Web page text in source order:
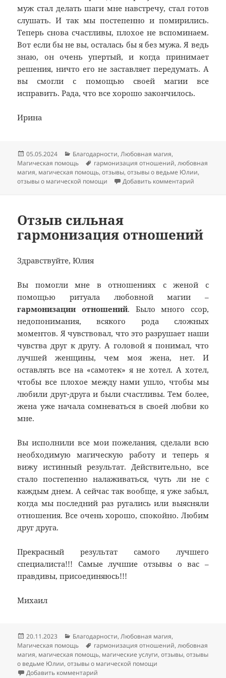
муж стал делать шаги мне навстречу, стал готов
слушать. И так мы постепенно и помирились.
Теперь снова счастливы, плохое не вспоминаем.
Вот если бы не вы, осталась бы я без мужа. Я ведь
знаю, он очень упертый, и когда принимает
решения, ничто его не заставляет передумать. А
вы смогли с помощью своей магии все
исправить. Рада, что все хорошо закончилось.
Ирина
Опубликовано
05.05.2024 Рубрики
Благодарности,Любовная магия,
Магическая помощь
Метки
гармонизация отношений,любовная
магия, магическая помощь,отзывы,отзывы о ведьме Юлии,
отзывы о магической помощи
Добавить комментарий
Отзыв сильная
гармонизация отношений
Здравствуйте, Юлия
Вы помогли мне в отношениях с женой с
помощью ритуала любовной магии –
гармонизации отношений. Было много ссор,
недопонимания, всякого рода сложных
моментов. Я чувствовал, что это разрушает наши
чувства друг к другу. А головой я понимал, что
лучшей женщины, чем моя жена, нет. И
оставлять все на «самотек» я не хотел. А хотел,
чтобы все плохое между нами ушло, чтобы мы
любили друг-друга и были счастливы. Тем более,
жена уже начала сомневаться в своей любви ко
мне.
Вы исполнили все мои пожелания, сделали всю
необходимую магическую работу и теперь я
вижу истинный результат. Действительно, все
стало постепенно налаживаться, чуть ли не с
каждым днем. А сейчас так вообще, я уже забыл,
когда мы последний раз ругались или выясняли
отношения. Все очень хорошо, спокойно. Любим
друг друга.
Прекрасный результат самого лучшего
специалиста!!! Самые лучшие отзывы о вас –
правдивы, присоединяюсь!!!
Михаил
Опубликовано
20.11.2023 Рубрики
Благодарности,Любовная магия,
Магическая помощь
Метки
гармонизация отношений,любовная
магия, магическая помощь, магические услуги,отзывы,отзывы
о ведьме Юлии,отзывы о магической помощи
Добавить комментарий